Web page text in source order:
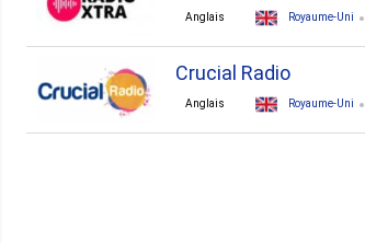
Anglais Royaume-Uni
Crucial Radio
Anglais Royaume-Uni